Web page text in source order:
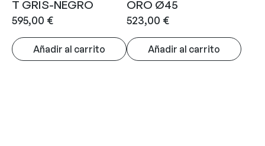
T GRIS-NEGRO
595,00 €
Añadir al carrito
ORO Ø45
523,00 €
Añadir al carrito